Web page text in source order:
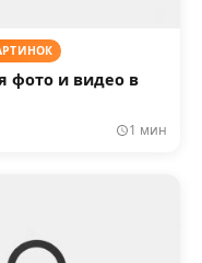
фото и видео в
1 мин